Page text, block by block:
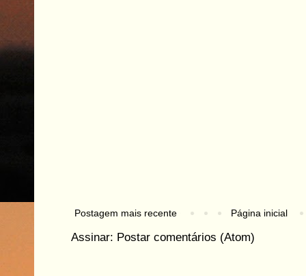
Postagem mais recente Página inicial
Assinar: Postar comentários (Atom)